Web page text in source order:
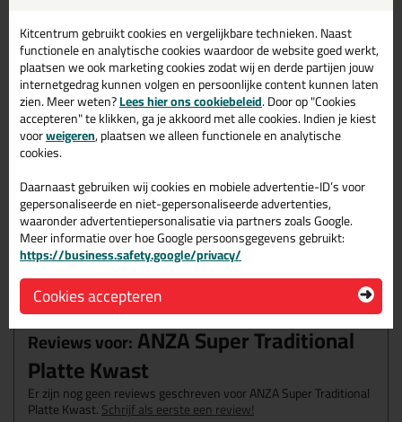
Volumeprijzen
12x3,29p/st 13%korting
Waarom dit product?
Verbeterde opvolger van de Anza Diamond
Onbehandelde steel van duurzaam hout
Bevat 30 procent varkenshaar!
Superstrak resultaat
Prettig in de hand
Omschrijving
Reviews voor:ANZA Super Traditional
Platte Kwast
Er zijn nog geen reviews geschreven voor ANZA Super Traditional
Platte Kwast.Schrijf als eerste een review!
Kitcentrum gebruikt cookies en vergelijkbare technieken. Naast
functionele en analytische cookies waardoor de website goed werkt,
plaatsen we ook marketing cookies zodat wij en derde partijen jouw
internetgedrag kunnen volgen en persoonlijke content kunnen laten
zien. Meer weten?Lees hier ons cookiebeleid. Door op "Cookies
accepteren" te klikken, ga je akkoord met alle cookies. Indien je kiest
voorweigeren, plaatsen we alleen functionele en analytische
cookies.
Daarnaast gebruiken wij cookies en mobiele advertentie-ID’s voor
gepersonaliseerde en niet-gepersonaliseerde advertenties,
waaronder advertentiepersonalisatie via partners zoals Google.
Meer informatie over hoe Google persoonsgegevens gebruikt:
https://business.safety.google/privacy/
Cookies accepteren